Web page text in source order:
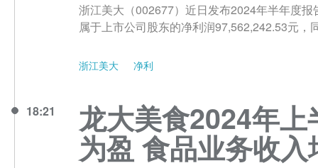
浙江美大（002677）近日发布2024年半年度
属于上市公司股东的净利润97,562,242.53元，
浙江美大 净利
18:21 龙大美食2024年
为盈 食品业务收入